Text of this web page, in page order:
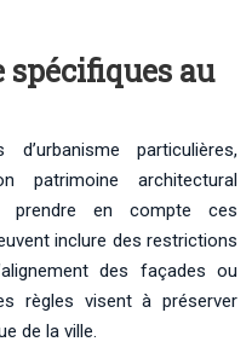
spécifiques au
particulières,
architectural
prendre en compte ces
inclure des restrictions
des façades ou
règles visent à préserver
de la ville.